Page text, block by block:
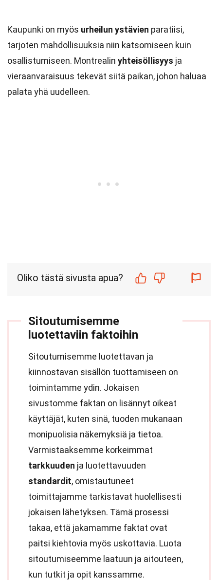
Kaupunki on myös urheilun ystävien paratiisi,
tarjoten mahdollisuuksia niin katsomiseen kuin
osallistumiseen. Montrealin yhteisöllisyys ja
vieraanvaraisuus tekevät siitä paikan, johon haluaa
palata yhä uudelleen.
Oliko tästä sivusta apua?
Sitoutumisemme
luotettaviin faktoihin
Sitoutumisemme luotettavan ja
kiinnostavan sisällön tuottamiseen on
toimintamme ydin. Jokaisen
sivustomme faktan on lisännyt oikeat
käyttäjät, kuten sinä, tuoden mukanaan
monipuolisia näkemyksiä ja tietoa.
Varmistaaksemme korkeimmat
tarkkuuden ja luotettavuuden
standardit, omistautuneet
toimittajamme tarkistavat huolellisesti
jokaisen lähetyksen. Tämä prosessi
takaa, että jakamamme faktat ovat
paitsi kiehtovia myös uskottavia. Luota
sitoutumiseemme laatuun ja aitouteen,
kun tutkit ja opit kanssamme.